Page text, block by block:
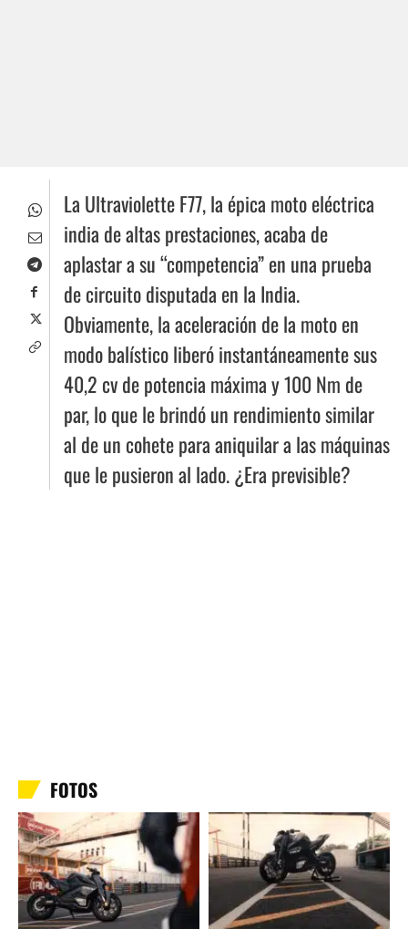
La Ultraviolette F77, la épica moto eléctrica
india de altas prestaciones, acaba de
aplastar a su “competencia” en una prueba
de circuito disputada en la India.
Obviamente, la aceleración de la moto en
modo balístico liberó instantáneamente sus
40,2 cv de potencia máxima y 100 Nm de
par, lo que le brindó un rendimiento similar
al de un cohete para aniquilar a las máquinas
que le pusieron al lado. ¿Era previsible?
FOTOS